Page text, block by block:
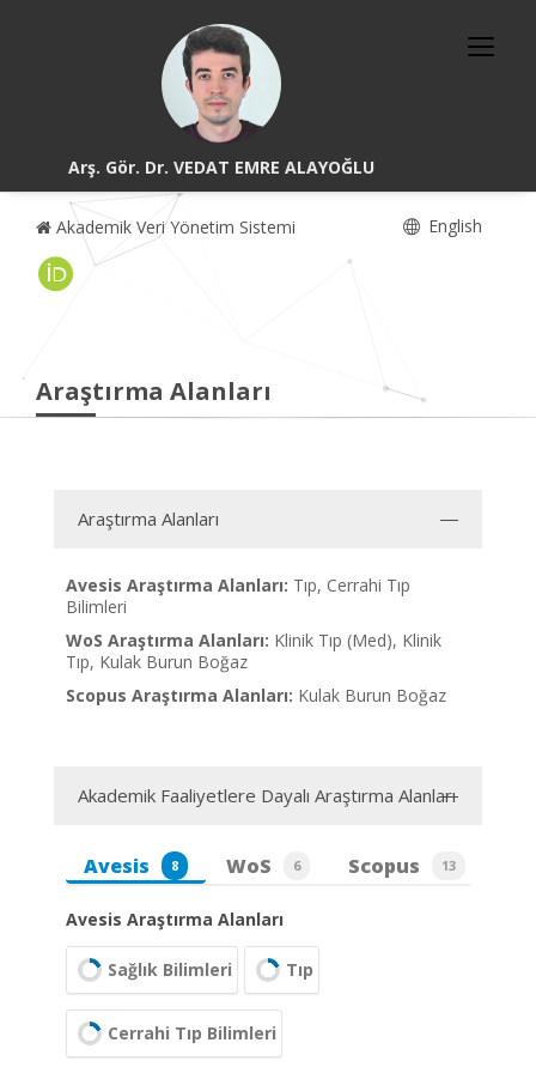
Arş. Gör. Dr. VEDAT EMRE ALAYOĞLU
Akademik Veri Yönetim Sistemi English
Araştırma Alanları
Araştırma Alanları
Avesis Araştırma Alanları: Tıp, Cerrahi Tıp
Bilimleri
WoS Araştırma Alanları: Klinik Tıp (Med), Klinik
Tıp, Kulak Burun Boğaz
Scopus Araştırma Alanları: Kulak Burun Boğaz
Akademik Faaliyetlere Dayalı Araştırma Alanları
Avesis 8 WoS 6 Scopus 13
Avesis Araştırma Alanları
Sağlık Bilimleri Tıp
Cerrahi Tıp Bilimleri